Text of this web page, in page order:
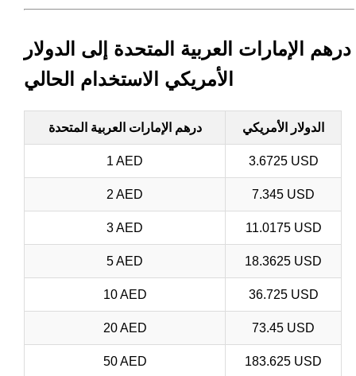
درهم الإمارات العربية المتحدة إلى الدولار
الأمريكي الاستخدام الحالي
درهم الإمارات العربية المتحدة الدولار الأمريكي
1 AED 3.6725 USD
2 AED 7.345 USD
3 AED 11.0175 USD
5 AED 18.3625 USD
10 AED 36.725 USD
20 AED 73.45 USD
50 AED 183.625 USD